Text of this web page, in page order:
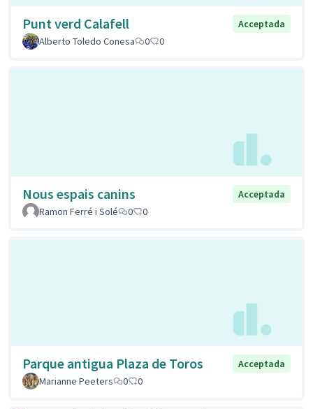
Punt verd Calafell
Acceptada
Alberto Toledo Conesa
0 0
Nous espais canins
Acceptada
Ramon Ferré i Solé
0 0
Parque antigua Plaza de Toros
Acceptada
Marianne Peeters
0 0